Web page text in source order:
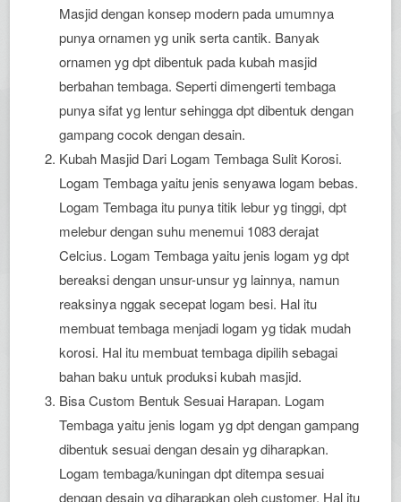
Masjid dengan konsep modern pada umumnya
punya ornamen yg unik serta cantik. Banyak
ornamen yg dpt dibentuk pada kubah masjid
berbahan tembaga. Seperti dimengerti tembaga
punya sifat yg lentur sehingga dpt dibentuk dengan
gampang cocok dengan desain.
Kubah Masjid Dari Logam Tembaga Sulit Korosi.
Logam Tembaga yaitu jenis senyawa logam bebas.
Logam Tembaga itu punya titik lebur yg tinggi, dpt
melebur dengan suhu menemui 1083 derajat
Celcius. Logam Tembaga yaitu jenis logam yg dpt
bereaksi dengan unsur-unsur yg lainnya, namun
reaksinya nggak secepat logam besi. Hal itu
membuat tembaga menjadi logam yg tidak mudah
korosi. Hal itu membuat tembaga dipilih sebagai
bahan baku untuk produksi kubah masjid.
Bisa Custom Bentuk Sesuai Harapan. Logam
Tembaga yaitu jenis logam yg dpt dengan gampang
dibentuk sesuai dengan desain yg diharapkan.
Logam tembaga/kuningan dpt ditempa sesuai
dengan desain yg diharapkan oleh customer. Hal itu